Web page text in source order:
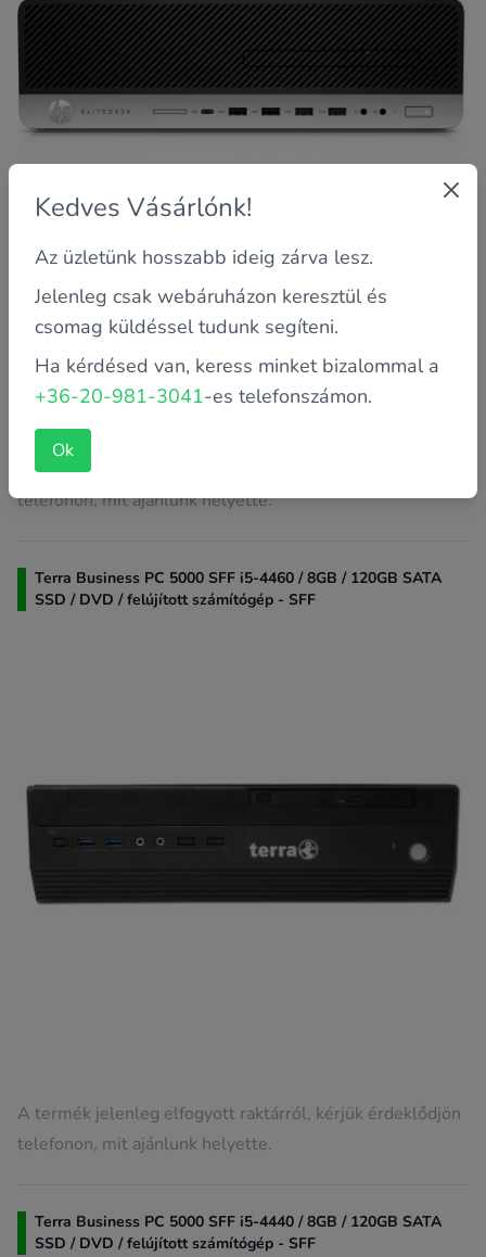
Garancia: 2 év saját
Memória: 8 GB
A termék jelenleg elfogyott raktárról, kérjük érdeklődjön
telefonon, mit ajánlunk helyette.
Terra Business PC 5000 SFF i5-4460 / 8GB / 120GB SATA
SSD / DVD / felújított számítógép - SFF
A termék jelenleg elfogyott raktárról, kérjük érdeklődjön
telefonon, mit ajánlunk helyette.
Terra Business PC 5000 SFF i5-4440 / 8GB / 120GB SATA
SSD / DVD / felújított számítógép - SFF
Kedves Vásárlónk!
Az üzletünk hosszabb ideig zárva lesz.
Jelenleg csak webáruházon keresztül és
csomag küldéssel tudunk segíteni.
Ha kérdésed van, keress minket bizalommal a
+36-20-981-3041-es telefonszámon.
Ok